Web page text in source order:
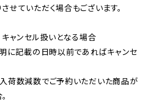
せていただく場合もございます。
ャンセル扱いとなる場合
に記載の日時以前であればキャンセ
荷数減数でご予約いただいた商品が